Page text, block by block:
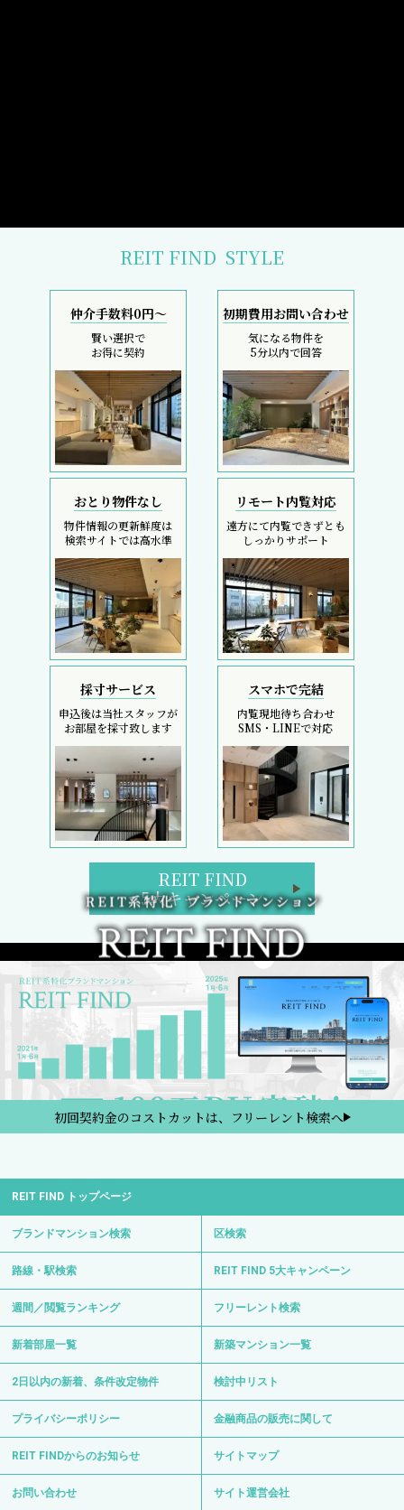
REIT FIND STYLE
仲介手数料0円～
賢い選択で
お得に契約
初期費用お問い合わせ
気になる物件を
5分以内で回答
おとり物件なし
物件情報の更新鮮度は
検索サイトでは高水準
リモート内覧対応
遠方にて内覧できずとも
しっかりサポート
採寸サービス
申込後は当社スタッフが
お部屋を採寸致します
スマホで完結
内覧現地待ち合わせ
SMS・LINEで対応
REIT FIND
5大キャンペーン
初回契約金のコストカットは、フリーレント検索へ
REIT FIND トップページ
ブランドマンション検索 区検索
路線・駅検索 REIT FIND 5大キャンペーン
週間／閲覧ランキング フリーレント検索
新着部屋一覧 新築マンション一覧
2日以内の新着、条件改定物件 検討中リスト
プライバシーポリシー 金融商品の販売に関して
REIT FINDからのお知らせ サイトマップ
お問い合わせ サイト運営会社